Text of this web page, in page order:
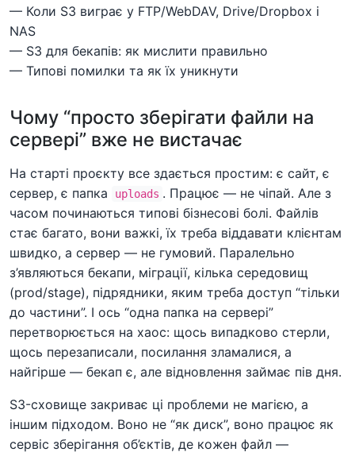
— Коли S3 виграє у FTP/WebDAV, Drive/Dropbox і
NAS
— S3 для бекапів: як мислити правильно
— Типові помилки та як їх уникнути
Чому “просто зберігати файли на
сервері” вже не вистачає
На старті проєкту все здається простим: є сайт, є
сервер, є папка
uploads . Працює — не чіпай. Але з
часом починаються типові бізнесові болі. Файлів
стає багато, вони важкі, їх треба віддавати клієнтам
швидко, а сервер — не гумовий. Паралельно
з’являються бекапи, міграції, кілька середовищ
(prod/stage), підрядники, яким треба доступ “тільки
до частини”. І ось “одна папка на сервері”
перетворюється на хаос: щось випадково стерли,
щось перезаписали, посилання зламалися, а
найгірше — бекап є, але відновлення займає пів дня.
S3-сховище закриває ці проблеми не магією, а
іншим підходом. Воно не “як диск”, воно працює як
сервіс зберігання об’єктів, де кожен файл —